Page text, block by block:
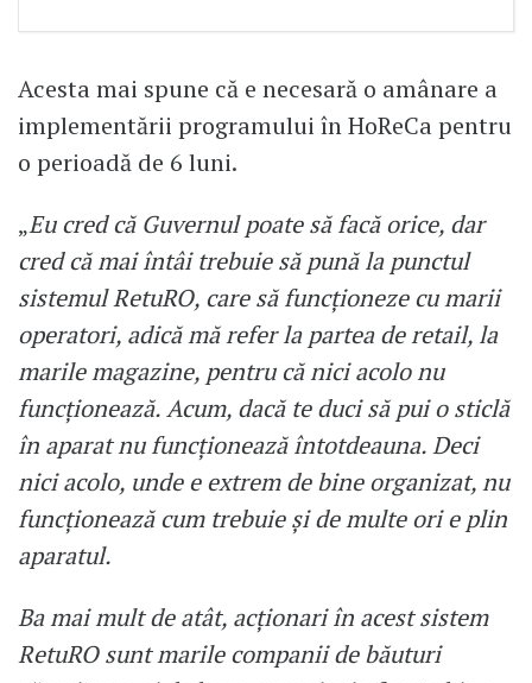
Acesta mai spune că e necesară o amânare a
implementării programului în HoReCa pentru
o perioadă de 6 luni.
„Eu cred că Guvernul poate să facă orice, dar
cred că mai întâi trebuie să pună la punctul
sistemul RetuRO, care să funcționeze cu marii
operatori, adică mă refer la partea de retail, la
marile magazine, pentru că nici acolo nu
funcționează. Acum, dacă te duci să pui o sticlă
în aparat nu funcționează întotdeauna. Deci
nici acolo, unde e extrem de bine organizat, nu
funcționează cum trebuie și de multe ori e plin
aparatul.
Ba mai mult de atât, acționari în acest sistem
RetuRO sunt marile companii de băuturi